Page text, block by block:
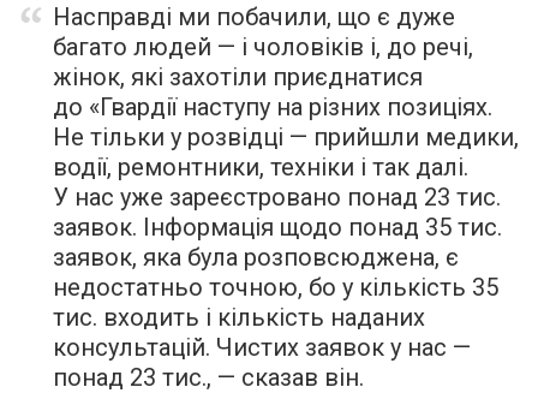
Насправді ми побачили, що є дуже
багато людей — і чоловіків і, до речі,
жінок, які захотіли приєднатися
до «Гвардії наступу на різних позиціях.
Не тільки у розвідці — прийшли медики,
водії, ремонтники, техніки і так далі.
У нас уже зареєстровано понад 23 тис.
заявок. Інформація щодо понад 35 тис.
заявок, яка була розповсюджена, є
недостатньо точною, бо у кількість 35
тис. входить і кількість наданих
консультацій. Чистих заявок у нас —
понад 23 тис., — сказав він.